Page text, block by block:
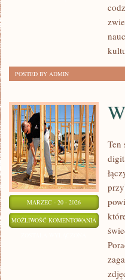
POSTED BY ADMIN
MARZEC - 20 - 2026
MOŻLIWOŚĆ KOMENTOWANIA
PROJEKTY
Ten